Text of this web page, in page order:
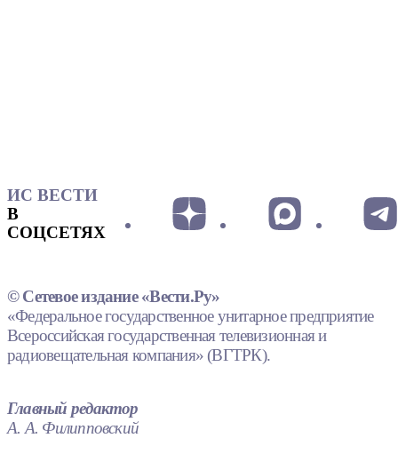
ИС ВЕСТИ
В
СОЦСЕТЯХ
© Сетевое издание «Вести.Ру»
«Федеральное государственное унитарное предприятие
Всероссийская государственная телевизионная и
радиовещательная компания» (ВГТРК).
Главный редактор
А. А. Филипповский